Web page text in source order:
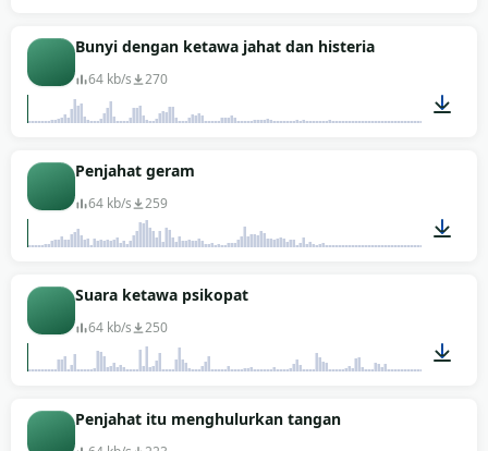
Bunyi dengan ketawa jahat dan histeria
64 kb/s 270
Penjahat geram
64 kb/s 259
Suara ketawa psikopat
64 kb/s 250
Penjahat itu menghulurkan tangan